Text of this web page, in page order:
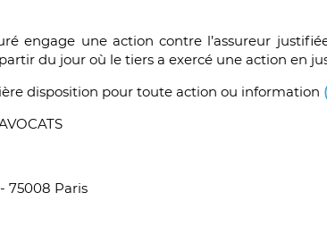
engage une action contre l’assureur
du jour où le tiers a exercé une action en
disposition pour toute action ou information
75008 Paris